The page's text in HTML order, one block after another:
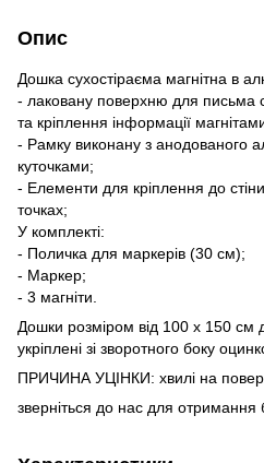
Опис
Дошка сухостіраєма магнітна в
- лаковану поверхню для письма
та кріплення інформації
- Рамку виконану з анодованого
куточками;
- Елементи для кріплення до
точках;
У комплекті:
- Поличка для маркерів (30 см);
- Маркер;
- 3 магніти.
Дошки розміром від 100 х 150 см
укріплені зі зворотного боку
ПРИЧИНА УЦІНКИ: хвилі на
зверніться до нас для отримання